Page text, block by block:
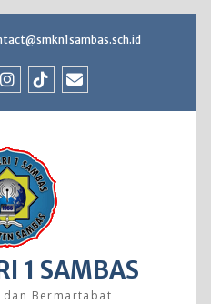
1 SAMBAS
dan Bermartabat